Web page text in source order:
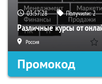
03:57:27 Получили:2
Различные курсы от
Россия
Промокод